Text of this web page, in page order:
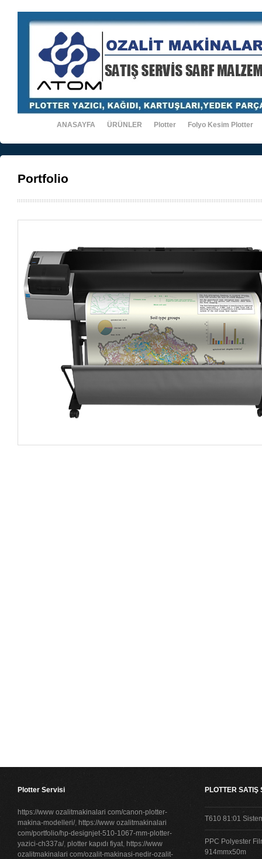
ANASAYFA ÜRÜNLER Plotter Folyo Kesim Plotter
Portfolio
Plotter Servisi
https://www ozalitmakinalari com/canon-plotter-
makina-modelleri/, https://www ozalitmakinalari
com/portfolio/hp-designjet-510-1067-mm-plotter-
yazici-ch337a/, plotter kapıdı fiyat, https://www
ozalitmakinalari com/ozalit-makinasi-nedir-ozalit-
PLOTTER
T610 81:01
PPC Polyester
914mmx50m